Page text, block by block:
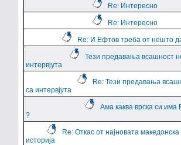
Re: Интересно
Re: Интересно
Re: И Ефтов треба от нешто
Тези предавања всашност
интервјута
Re: Тези предавања
са интервјута
Ама каква врска си има
?
Re: Откас от најновата македонска
историја